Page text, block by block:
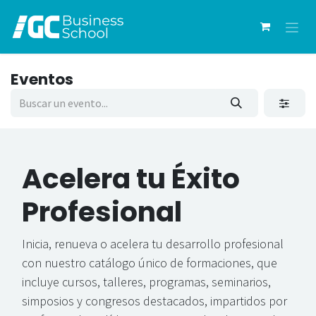
Eventos
Acelera tu Éxito
Profesional
Inicia, renueva o acelera tu desarrollo profesional
con nuestro catálogo único de formaciones, que
incluye cursos, talleres, programas, seminarios,
simposios y congresos destacados, impartidos por